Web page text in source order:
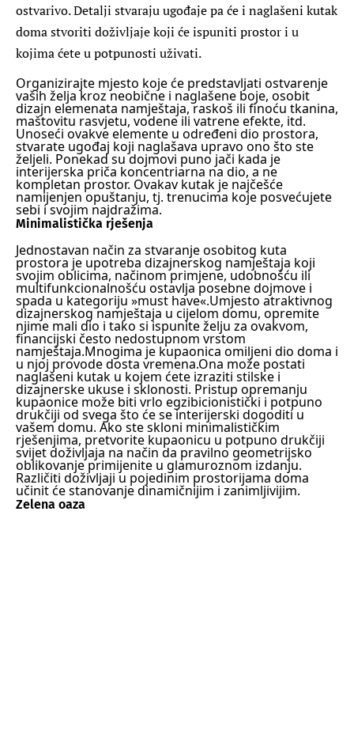
ostvarivo. Detalji stvaraju ugođaje pa će i naglašeni kutak
doma stvoriti doživljaje koji će ispuniti prostor i u
kojima ćete u potpunosti uživati.
Organizirajte mjesto koje će predstavljati ostvarenje
vaših želja kroz neobične i naglašene boje, osobit
dizajn elemenata namještaja, raskoš ili finoću tkanina,
maštovitu rasvjetu, vodene ili vatrene efekte, itd.
Unoseći ovakve elemente u određeni dio prostora,
stvarate ugođaj koji naglašava upravo ono što ste
željeli. Ponekad su dojmovi puno jači kada je
interijerska priča koncentriarna na dio, a ne
kompletan prostor. Ovakav kutak je najčešće
namijenjen opuštanju, tj. trenucima koje posvećujete
sebi i svojim najdražima.
Minimalistička rješenja
Jednostavan način za stvaranje osobitog kuta
prostora je upotreba dizajnerskog namještaja koji
svojim oblicima, načinom primjene, udobnošću ili
multifunkcionalnošću ostavlja posebne dojmove i
spada u kategoriju »must have«.Umjesto atraktivnog
dizajnerskog namještaja u cijelom domu, opremite
njime mali dio i tako si ispunite želju za ovakvom,
financijski često nedostupnom vrstom
namještaja.Mnogima je kupaonica omiljeni dio doma i
u njoj provode dosta vremena.Ona može postati
naglašeni kutak u kojem ćete izraziti stilske i
dizajnerske ukuse i sklonosti. Pristup opremanju
kupaonice može biti vrlo egzibicionistički i potpuno
drukčiji od svega što će se interijerski dogoditi u
vašem domu. Ako ste skloni minimalističkim
rješenjima, pretvorite kupaonicu u potpuno drukčiji
svijet doživljaja na način da pravilno geometrijsko
oblikovanje primijenite u glamuroznom izdanju.
Različiti doživljaji u pojedinim prostorijama doma
učinit će stanovanje dinamičnijim i zanimljivijim.
Zelena oaza